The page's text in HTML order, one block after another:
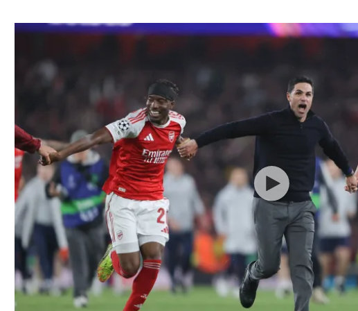
הפועל תל אביב
הפועל חיפה
מכבי נתניה
בני יהודה
ליגה סינית